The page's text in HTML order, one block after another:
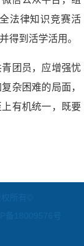
法律知识竞赛活
得到活学活用。
团员，应增强忧
杂困难的局面，
有机统一，既要